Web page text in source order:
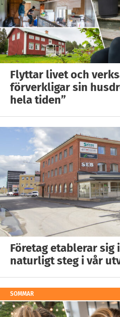
Flyttar livet och
förverkligar sin
hela tiden”
Företag etablerar sig
naturligt steg i vår
SOMMAR